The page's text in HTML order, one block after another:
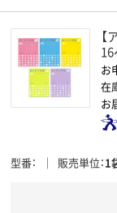
16
お
在
お
型番 販売単位 1